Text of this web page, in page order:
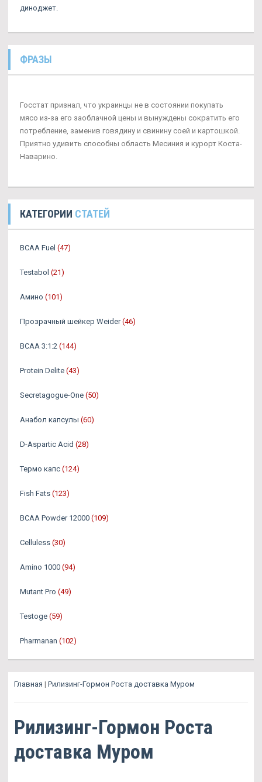
диноджет.
ФРАЗЫ
Госстат признал, что украинцы не в состоянии покупать
мясо из-за его заоблачной цены и вынуждены сократить его
потребление, заменив говядину и свинину соей и картошкой.
Приятно удивить способны область Месиния и курорт Коста-
Наварино.
КАТЕГОРИИ СТАТЕЙ
BCAA Fuel (47)
Testabol (21)
Амино (101)
Прозрачный шейкер Weider (46)
BCAA 3:1:2 (144)
Protein Delite (43)
Secretagogue-One (50)
Анабол капсулы (60)
D-Aspartic Acid (28)
Термо капс (124)
Fish Fats (123)
BCAA Powder 12000 (109)
Celluless (30)
Amino 1000 (94)
Mutant Pro (49)
Testoge (59)
Pharmanan (102)
Главная | Рилизинг-Гормон Роста доставка Муром
Рилизинг-Гормон Роста
доставка Муром